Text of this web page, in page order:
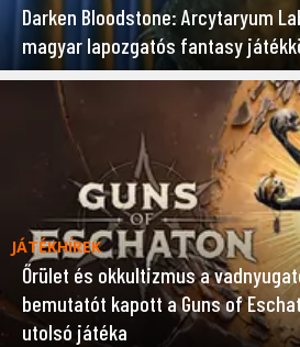
Darken Bloodstone: Arcytaryum
magyar lapozgatós fantasy
JÁTÉKHÍREK
Őrület és okkultizmus a
bemutatót kapott a Guns of
utolsó játéka